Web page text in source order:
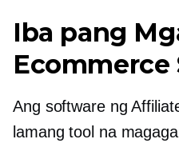
Iba pang
Ecommerce
Ang software ng
lamang tool na